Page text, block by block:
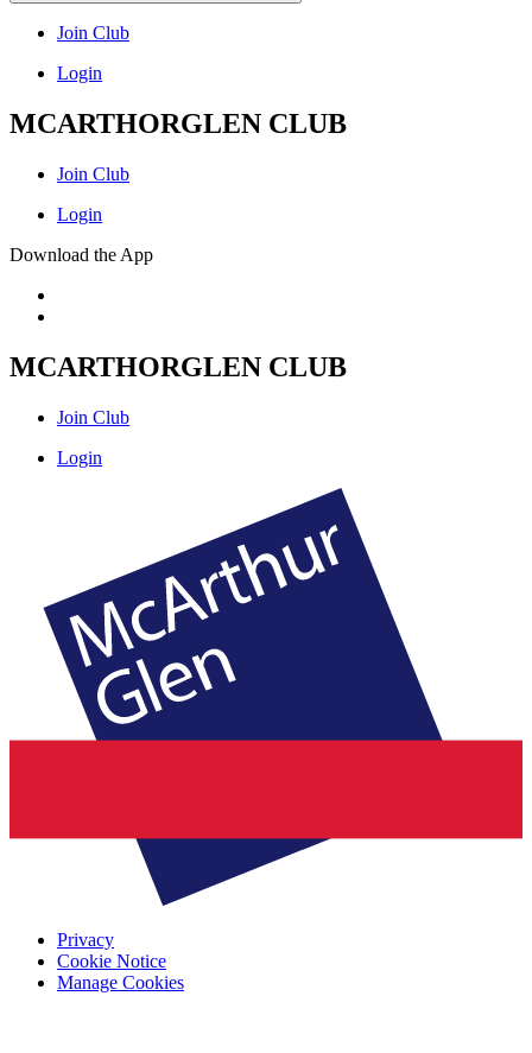
Join Club
Login
MCARTHORGLEN CLUB
Join Club
Login
Download the App
MCARTHORGLEN CLUB
Join Club
Login
Privacy
Cookie Notice
Manage Cookies